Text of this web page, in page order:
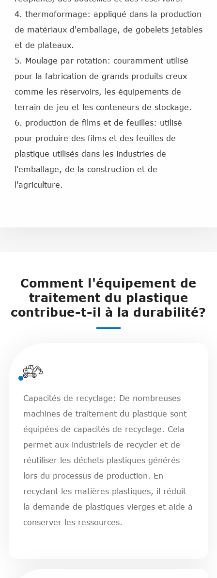
4. thermoformage: appliqué dans la production
de matériaux d'emballage, de gobelets jetables
et de plateaux.
5. Moulage par rotation: couramment utilisé
pour la fabrication de grands produits creux
comme les réservoirs, les équipements de
terrain de jeu et les conteneurs de stockage.
6. production de films et de feuilles: utilisé
pour produire des films et des feuilles de
plastique utilisés dans les industries de
l'emballage, de la construction et de
l'agriculture.
Comment l'équipement de
traitement du plastique
contribue-t-il à la durabilité?

Capacités de recyclage: De nombreuses
machines de traitement du plastique sont
équipées de capacités de recyclage. Cela
permet aux industriels de recycler et de
réutiliser les déchets plastiques générés
lors du processus de production. En
recyclant les matières plastiques, il réduit
la demande de plastiques vierges et aide à
conserver les ressources.